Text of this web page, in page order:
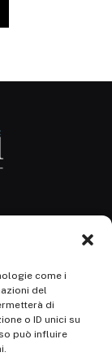
come i
del
di
o ID unici su
può influire
3/2013 del